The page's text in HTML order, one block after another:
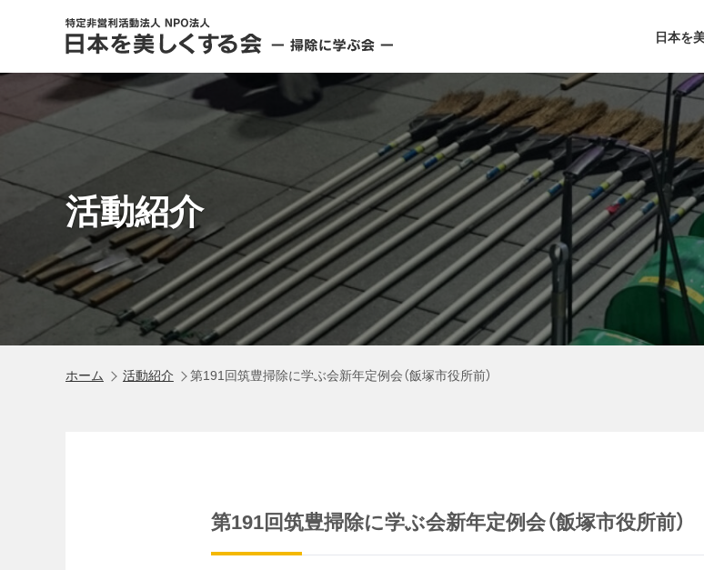
日本を
活動理念 基本理念
年次記念大会 月例大会
活動紹介
ホーム 活動紹介 第191回筑豊掃除に学ぶ会新年定例会（飯塚市役所前）
第191回筑豊掃除に学ぶ会新年定例会（飯塚市役所前）